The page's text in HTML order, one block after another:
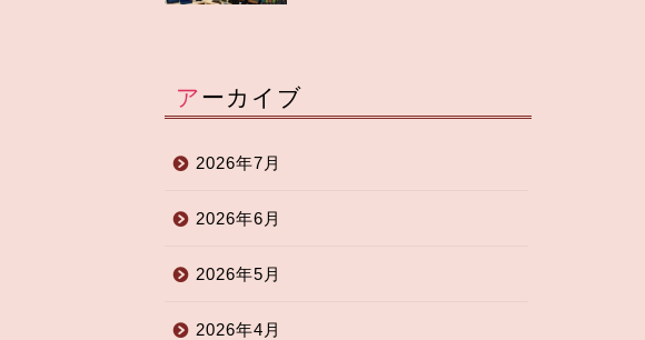
アーカイブ
2026年7月
2026年6月
2026年5月
2026年4月